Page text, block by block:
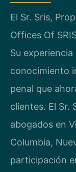
El Sr. Sris,
Offices Of
Su
conocimiento
penal que
clientes. El Sr.
abogados en
Columbia,
participación